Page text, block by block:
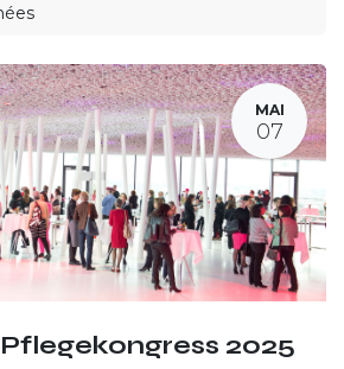
MAI
07
2025